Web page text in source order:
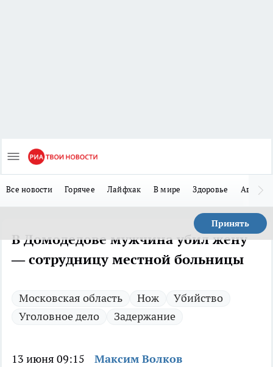
Все новости Горячее Лайфхак В мире Здоровье Авто
Принять
В Домодедове мужчина убил жену
— сотрудницу местной больницы
Московская область Нож
Убийство
Уголовное дело
Задержание
13 июня 09:15 Максим Волков